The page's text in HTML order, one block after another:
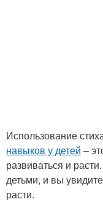
Использование
навыков у детей –
развиваться и
детьми, и вы
расти.